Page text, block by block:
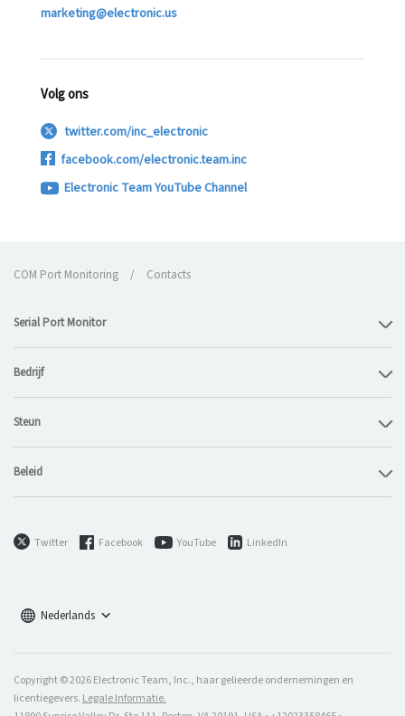
marketing@electronic.us
Volg ons
twitter.com/inc_electronic
facebook.com/electronic.team.inc
Electronic Team YouTube Channel
COM Port Monitoring / Contacts
Serial Port Monitor
Bedrijf
Steun
Beleid
Twitter Facebook YouTube LinkedIn
Nederlands
Copyright © 2026 Electronic Team, Inc., haar gelieerde ondernemingen en
licentiegevers. Legale Informatie.